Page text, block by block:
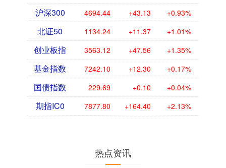
沪深300 4694.44 +43.13 +0.93%
北证50 1134.24 +11.37 +1.01%
创业板指 3563.12 +47.56 +1.35%
基金指数 7242.10 +12.30 +0.17%
国债指数 229.69 +0.10 +0.04%
期指IC0 7877.80 +164.40 +2.13%
热点资讯